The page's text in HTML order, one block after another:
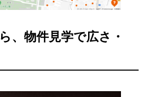
、物件見学で広さ・